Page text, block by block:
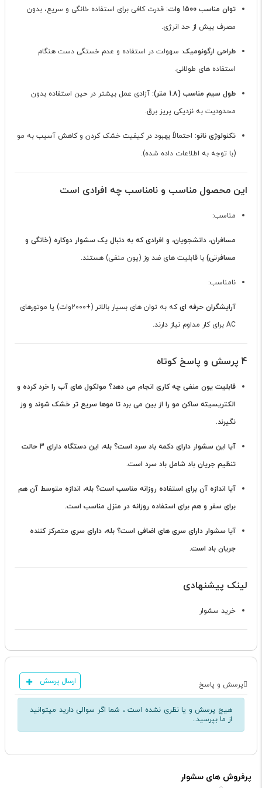
توان مناسب 1500 وات
: قدرت کافی برای استفاده خانگی و سریع، بدون
مصرف بیش از حد انرژی.
طراحی ارگونومیک: سهولت در استفاده و عدم خستگی دست هنگام
استفاده های طولانی.
طول سیم مناسب (1.8 متر)
: آزادی عمل بیشتر در حین استفاده بدون
محدودیت به نزدیکی پریز برق.
تکنولوژی نانو: احتمالاً بهبود در کیفیت خشک کردن و کاهش آسیب به مو
(با توجه به اطلاعات داده شده).
این محصول مناسب و نامناسب چه افرادی است
مناسب:
مسافران، دانشجویان، و افرادی که به دنبال یک سشوار دوکاره (خانگی و
مسافرتی) با قابلیت های ضد وز (یون منفی) هستند.
نامناسب:
آرایشگران حرفه ای
که به توان های بسیار بالاتر (+2000وات) یا موتورهای
AC برای کار مداوم نیاز دارند.
4 پرسش و پاسخ کوتاه
قابلیت یون منفی چه کاری انجام می دهد؟ مولکول های آب را خرد کرده و
الکتریسیته ساکن مو را از بین می برد تا موها سریع تر خشک شوند و وز
نگیرند.
آیا این سشوار دارای دکمه باد سرد است؟
بله، این دستگاه دارای 3 حالت
تنظیم جریان باد شامل باد سرد است.
آیا اندازه آن برای استفاده روزانه مناسب است؟ بله، اندازه متوسط آن هم
برای سفر و هم برای استفاده روزانه در منزل مناسب است.
آیا سشوار دارای سری های اضافی است؟ بله، دارای سری متمرکز کننده
جریان باد است.
لینک پیشنهادی
خرید سشوار
پرسش و پاسخ ارسال پرسش
هیچ پرسش و یا نظری نشده است ، شما اگر سوالی دارید میتوانید
از ما بپرسید..
پرفروش های سشوار